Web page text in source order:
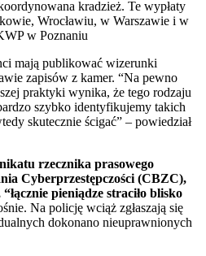
kradzież. Te wypłaty
Wrocławiu, w Warszawie i w
w Poznaniu
mają publikować wizerunki
zapisów z kamer. “Na pewno
praktyki wynika, że tego rodzaju
szybko identyfikujemy takich
skutecznie ścigać” – powiedział
rzecznika prasowego
Cyberprzestępczości (CBZC),
pieniądze straciło blisko
Na policję wciąż zgłaszają się
dokonano nieuprawnionych